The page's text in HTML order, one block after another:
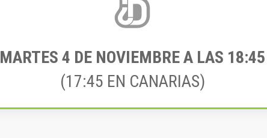
MARTES 4 DE NOVIEMBRE A LAS 18:45
(17:45 EN CANARIAS)